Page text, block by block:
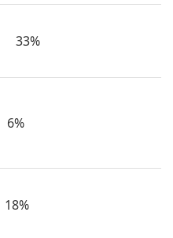
33%
6%
18%